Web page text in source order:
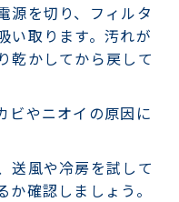
源を切り、フィルタ
い取ります。汚れが
乾かしてから戻して
ビやニオイの原因に
送風や冷房を試して
確認しましょう。